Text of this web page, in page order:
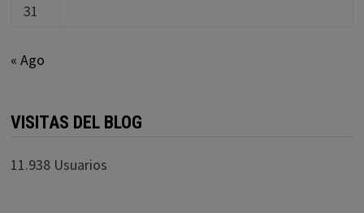
31
« Ago
VISITAS DEL BLOG
11.938 Usuarios